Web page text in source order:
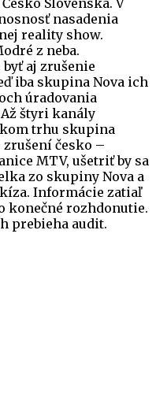
Slovenska. V
nasadenia
reality show.
z neba.
aj zrušenie
iba skupina Nova ich
úradovania
štyri kanály
trhu skupina
česko –
MTV, ušetriť by sa
zo skupiny Nova a
Informácie zatiaľ
konečné rozhdonutie.
prebieha audit.